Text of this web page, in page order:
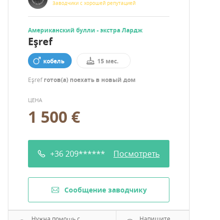
Заводчики с хорошей репутацией
Aмериканский булли - экстра Лардж
Eşref
кобель 15 мес.
Eşrefготов(а) поехать в новый дом
ЦЕНА
1 500 €
+36 209****** Посмотреть
Cообщение заводчику